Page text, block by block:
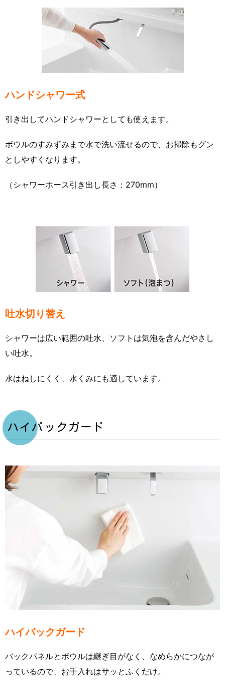
ハンドシャワー式
引き出してハンドシャワーとしても使えます。
ボウルのすみずみまで水で洗い流せるので、お掃除もグン
としやすくなります。
（シャワーホース引き出し長さ：270mm）
吐水切り替え
シャワーは広い範囲の吐水、ソフトは気泡を含んだやさし
い吐水。
水はねしにくく、水くみにも適しています。
ハイバックガード
ハイバックガード
バックパネルとボウルは継ぎ目がなく、なめらかにつなが
っているので、お手入れはサッとふくだけ。